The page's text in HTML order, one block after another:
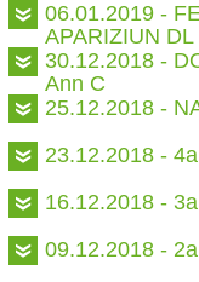
06.01.2019 -
APARIZIUN
30.12.2018 -
Ann C
25.12.2018 -
23.12.2018 -
16.12.2018 -
09.12.2018 -